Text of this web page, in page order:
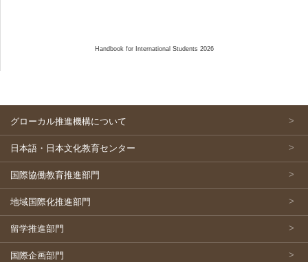
Handbook for International Students 2026
グローカル推進機構について
日本語・日本文化教育センター
国際協働教育推進部門
地域国際化推進部門
留学推進部門
国際企画部門